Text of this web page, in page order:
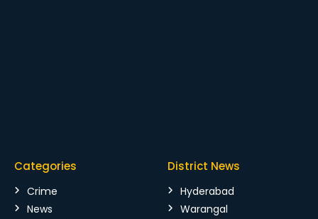
Categories
Crime
News
District News
Hyderabad
Warangal